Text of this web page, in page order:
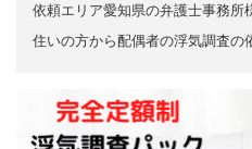
依頼エリア愛知県の弁護士事務所
住いの方から配偶者の浮気調査